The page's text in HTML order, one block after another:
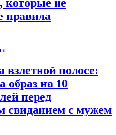
которые не
правила
полосе:
образ на 10
перед
свиданием с мужем